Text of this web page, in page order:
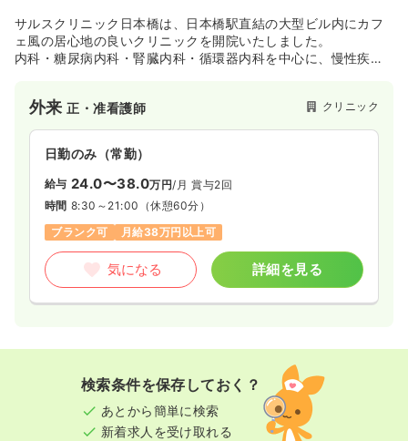
サルスクリニック日本橋は、日本橋駅直結の大型ビル内にカフ
ェ風の居心地の良いクリニックを開院いたしました。
内科・糖尿病内科・腎臓内科・循環器内科を中心に、慢性疾患
しています。
また管理栄養士が常駐し、栄養指導や生活習慣改善のサポート
も充実。外来診療のほか、オンライン診療・24時間対応の訪問
診療も行い、患者さま一人ひとりに寄り添った医療を提供して
います。
外来正・准看護師 クリニック
日勤のみ（常勤）
給与 24.0〜38.0万円/月 賞与2回
時間 8:30～21:00 （休憩60分）
ブランク可
月給38万円以上可
気になる 詳細を見る
検索条件を保存しておく？
あとから簡単に検索
新着求人を受け取れる